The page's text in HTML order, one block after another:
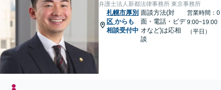
弁護士法人新都法律事務所 東京事務所
札幌市厚別
区 からも
相談受付中
面談方法(対
面・電話・ビデ
オなど)は応相
談
営業時間：0
9:00~19:00
（平日）